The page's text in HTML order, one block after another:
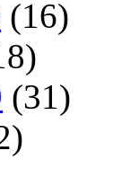
(16)
(31)